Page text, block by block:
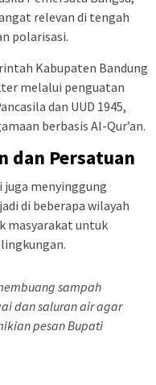
relevan di tengah
polarisasi.
Kabupaten Bandung
melalui penguatan
dan UUD 1945,
berbasis Al-Qur’an.
dan Persatuan
menyinggung
di beberapa wilayah
masyarakat untuk
sampah
dan saluran air agar
pesan Bupati